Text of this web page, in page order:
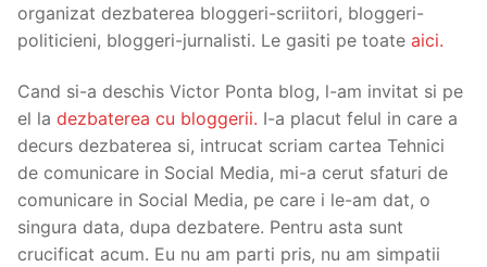
organizat dezbaterea bloggeri-scriitori, bloggeri-
politicieni, bloggeri-jurnalisti. Le gasiti pe toate aici.
Cand si-a deschis Victor Ponta blog, l-am invitat si pe
el la dezbaterea cu bloggerii. I-a placut felul in care a
decurs dezbaterea si, intrucat scriam cartea Tehnici
de comunicare in Social Media, mi-a cerut sfaturi de
comunicare in Social Media, pe care i le-am dat, o
singura data, dupa dezbatere. Pentru asta sunt
crucificat acum. Eu nu am parti pris, nu am simpatii